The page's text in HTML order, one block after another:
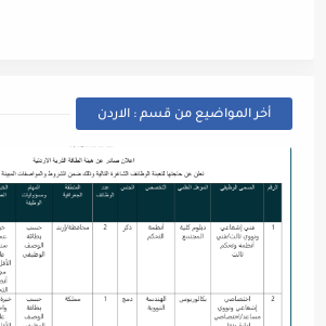
أخر المواضيع من قسم : الاردن